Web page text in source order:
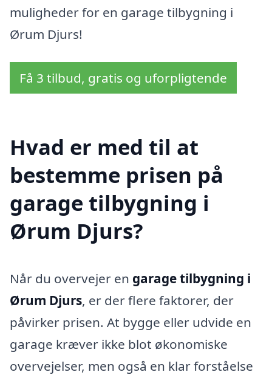
muligheder for en garage tilbygning i
Ørum Djurs!
Få 3 tilbud, gratis og uforpligtende
Hvad er med til at
bestemme prisen på
garage tilbygning i
Ørum Djurs?
Når du overvejer en garage tilbygning i
Ørum Djurs, er der flere faktorer, der
påvirker prisen. At bygge eller udvide en
garage kræver ikke blot økonomiske
overvejelser, men også en klar forståelse